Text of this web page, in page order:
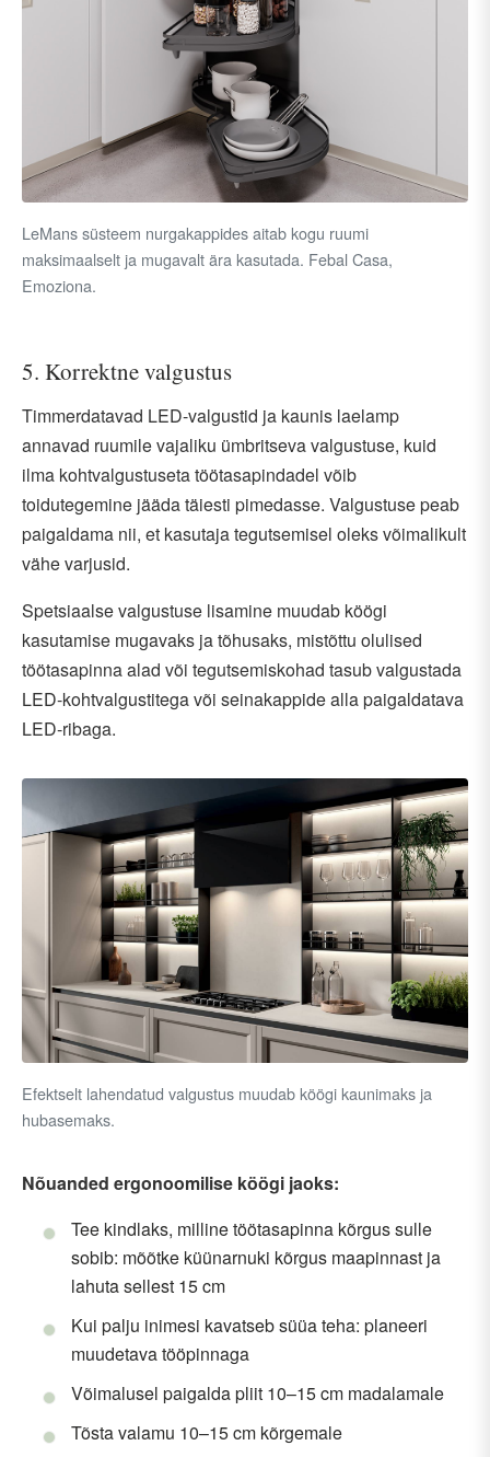
LeMans süsteem nurgakappides aitab kogu ruumi
maksimaalselt ja mugavalt ära kasutada. Febal Casa,
Emoziona.
5. Korrektne valgustus
Timmerdatavad LED-valgustid ja kaunis laelamp
annavad ruumile vajaliku ümbritseva valgustuse, kuid
ilma kohtvalgustuseta töötasapindadel võib
toidutegemine jääda täiesti pimedasse. Valgustuse peab
paigaldama nii, et kasutaja tegutsemisel oleks võimalikult
vähe varjusid.
Spetsiaalse valgustuse lisamine muudab köögi
kasutamise mugavaks ja tõhusaks, mistõttu olulised
töötasapinna alad või tegutsemiskohad tasub valgustada
LED-kohtvalgustitega või seinakappide alla paigaldatava
LED-ribaga.
Efektselt lahendatud valgustus muudab köögi kaunimaks ja
hubasemaks.
Nõuanded ergonoomilise köögi jaoks:
Tee kindlaks, milline töötasapinna kõrgus sulle
sobib: mõõtke küünarnuki kõrgus maapinnast ja
lahuta sellest 15 cm
Kui palju inimesi kavatseb süüa teha: planeeri
muudetava tööpinnaga
Võimalusel paigalda pliit 10–15 cm madalamale
Tõsta valamu 10–15 cm kõrgemale